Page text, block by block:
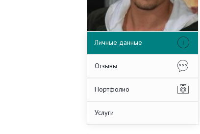
Личные данные
Отзывы
Портфолио
Услуги